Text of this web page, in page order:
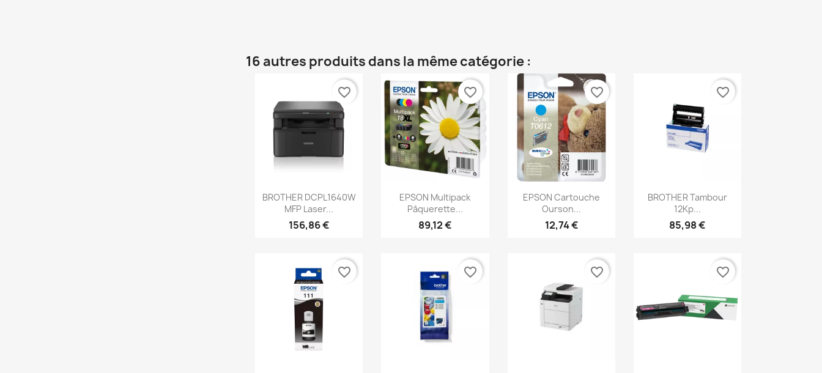
16 autres produits dans la même catégorie :
Aperçu rapide
BROTHER DCPL1640W
MFP Laser...
156,86 €
favorite_border
Aperçu rapide
EPSON Multipack
Pâquerette...
89,12 €
favorite_border
Aperçu rapide
EPSON Cartouche
Ourson...
12,74 €
favorite_border
Aperçu rapide
BROTHER Tambour
12Kp...
85,98 €
favorite_border
favorite_border favorite_border favorite_border favorite_border